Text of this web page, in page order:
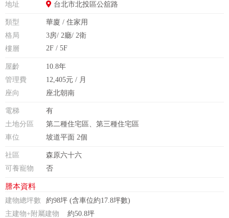
地址
台北市北投區公舘路
類型
華廈 / 住家用
格局
3房/ 2廳/ 2衛
樓層
2F / 5F
屋齡
10.8年
管理費
12,405元 / 月
座向
座北朝南
電梯
有
土地分區
第二種住宅區、第三種住宅區
車位
坡道平面 2個
社區
森原六十六
可養寵物
否
謄本資料
建物總坪數
約98坪 (含車位約17.8坪數)
主建物+附屬建物
約50.8坪